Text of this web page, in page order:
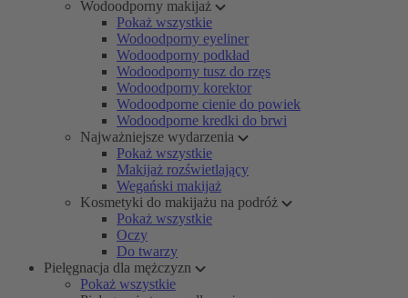
Wodoodporny makijaż
Pokaż wszystkie
Wodoodporny eyeliner
Wodoodporny podkład
Wodoodporny tusz do rzęs
Wodoodporny korektor
Wodoodporne cienie do powiek
Wodoodporne kredki do brwi
Najważniejsze wydarzenia
Pokaż wszystkie
Makijaż rozświetlający
Wegański makijaż
Kosmetyki do makijażu na podróż
Pokaż wszystkie
Oczy
Do twarzy
Pielęgnacja dla mężczyzn
Pokaż wszystkie